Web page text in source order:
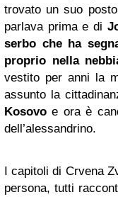
trovato un suo
parlava prima e di
serbo che ha
proprio nella
vestito per anni la
assunto la
Kosovo e ora è
dell’alessandrino.
I capitoli di Crvena
persona, tutti